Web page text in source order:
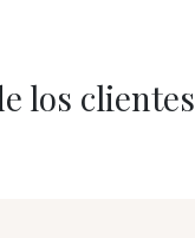
los clientes